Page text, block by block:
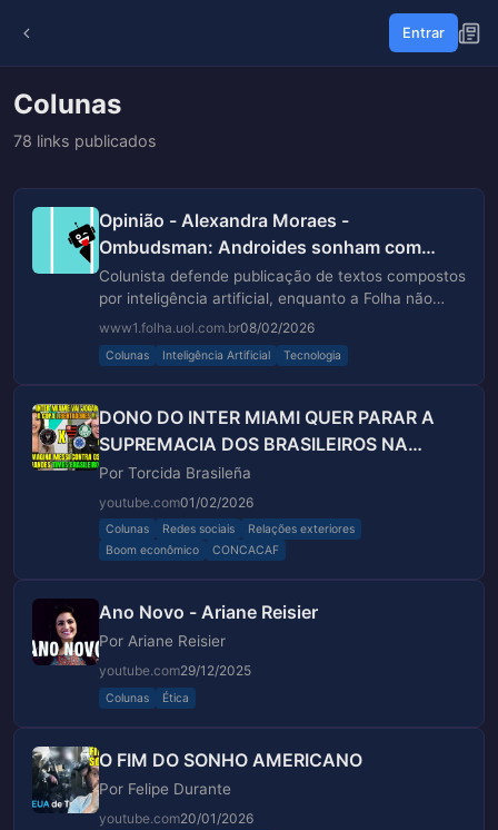
Entrar
Colunas
78 links publicados
Opinião - Alexandra Moraes -
Ombudsman: Androides sonham com
leitores de carne e osso?
Colunista defende publicação de textos compostos
por inteligência artificial, enquanto a Folha não
sinaliza conteúdo de IA
www1.folha.uol.com.br08/02/2026
Colunas Inteligência Artificial Tecnologia
DONO DO INTER MIAMI QUER PARAR A
SUPREMACIA DOS BRASILEIROS NA
LIBERTADORES...
Por Torcida Brasileña
youtube.com01/02/2026
Colunas Redes sociais
Relações exteriores
Boom econômico
CONCACAF
Ano Novo - Ariane Reisier
Por Ariane Reisier
youtube.com29/12/2025
Colunas Ética
O FIM DO SONHO AMERICANO
Por Felipe Durante
youtube.com20/01/2026